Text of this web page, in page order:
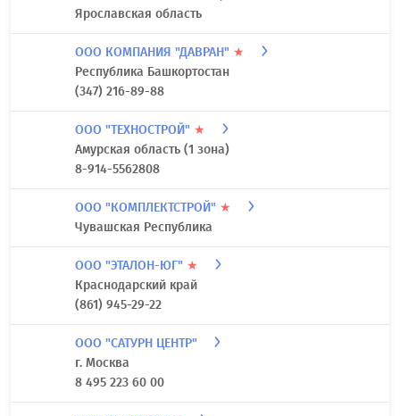
Ярославская область
ООО КОМПАНИЯ "ДАВРАН" ★
Республика Башкортостан
(347) 216-89-88
ООО "ТЕХНОСТРОЙ" ★
Амурская область (1 зона)
8-914-5562808
ООО "КОМПЛЕКТСТРОЙ" ★
Чувашская Республика
ООО "ЭТАЛОН-ЮГ" ★
Краснодарский край
(861) 945-29-22
ООО "САТУРН ЦЕНТР"
г. Москва
8 495 223 60 00